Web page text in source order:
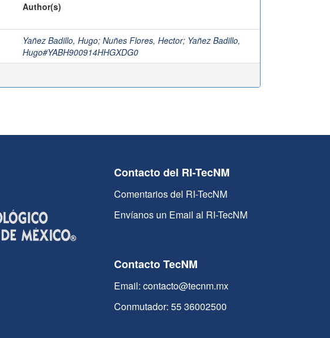
Author(s)
Yañez Badillo, Hugo; Nuñes Flores, Hector; Yañez Badillo,
Hugo#YABH900914HHGXDG0
Contacto del RI-TecNM
Comentarios del RI-TecNM
Envíanos un Email al RI-TecNM
Contacto TecNM
Email: contacto@tecnm.mx
Conmutador: 55 36002500